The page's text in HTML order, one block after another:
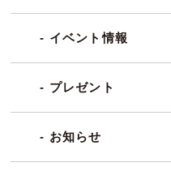
- イベント情報
- プレゼント
- お知らせ